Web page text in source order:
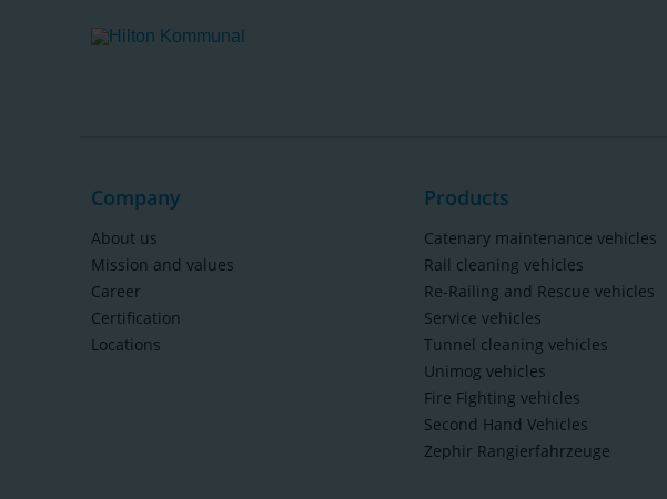
Company
About us
Mission and values
Career
Certification
Locations
Products
Catenary maintenance vehicles
Rail cleaning vehicles
Re-Railing and Rescue vehicles
Service vehicles
Tunnel cleaning vehicles
Unimog vehicles
Fire Fighting vehicles
Second Hand Vehicles
Zephir Rangierfahrzeuge